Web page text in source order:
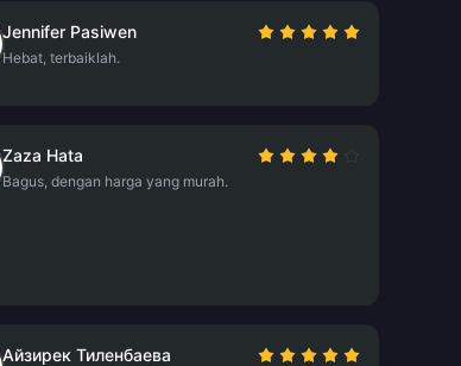
Jennifer Pasiwen
Hebat, terbaiklah.
Zaza Hata
Bagus, dengan harga yang murah.
Айзирек Тиленбаева